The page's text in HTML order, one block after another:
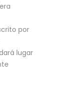
por
lugar